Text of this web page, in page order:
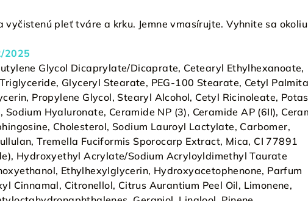
vyčistenú pleť tváre a krku. Jemne vmasírujte. Vyhnite sa
2025
Glycol Dicaprylate/Dicaprate, Cetearyl Ethylhexanoate,
Glyceryl Stearate, PEG-100 Stearate, Cetyl
Propylene Glycol, Stearyl Alcohol, Cetyl Ricinoleate,
Sodium Hyaluronate, Ceramide NP (3), Ceramide AP (6II),
Cholesterol, Sodium Lauroyl Lactylate, Carbomer,
Tremella Fuciformis Sporocarp Extract, Mica, CI 77891
Hydroxyethyl Acrylate/Sodium Acryloyldimethyl Taurate
Ethylhexylglycerin, Hydroxyacetophenone, Parfum
Cinnamal, Citronellol, Citrus Aurantium Peel Oil, Limonene,